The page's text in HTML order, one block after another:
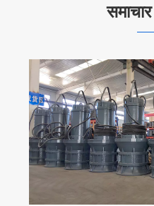
जल पंप सहायक उपकरण
कर सकते हैं?
और देखें >>